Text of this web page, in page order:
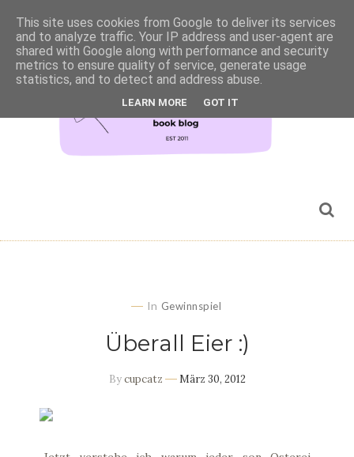
In Gewinnspiel
Überall Eier :)
Bycupcatz März 30, 2012
This site uses cookies from Google to deliver its services
and to analyze traffic. Your IP address and user-agent are
shared with Google along with performance and security
metrics to ensure quality of service, generate usage
statistics, and to detect and address abuse.
LEARN MORE GOT IT